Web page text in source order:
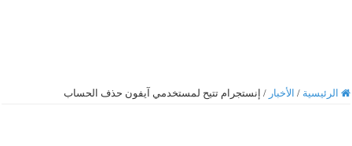
الرئيسية / الأخبار / إنستجرام تتيح لمستخدمي آيفون حذف الحساب